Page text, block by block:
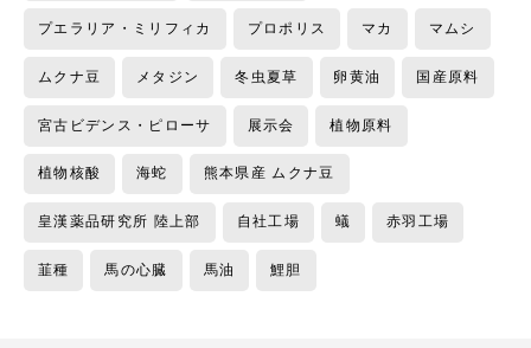
プエラリア・ミリフィカ プロポリス マカ マムシ
ムクナ豆 メタジン 冬虫夏草 卵黄油 国産原料
宮古ビデンス・ピローサ 展示会 植物原料
植物核酸 海蛇 熊本県産 ムクナ豆
皇漢薬品研究所 陸上部 自社工場 蟻 赤羽工場
韮種 馬の心臓 馬油 鯉胆